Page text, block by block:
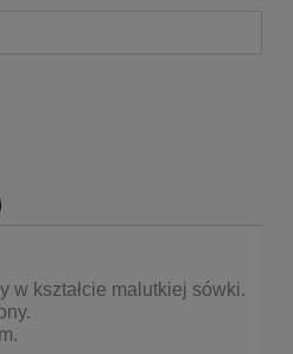
kosztów płatności
w kształcie malutkiej sówki.